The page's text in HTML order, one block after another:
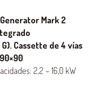
Mark 2
G). Cassette de 4 vías
90×90
2,2 – 16,0 kW